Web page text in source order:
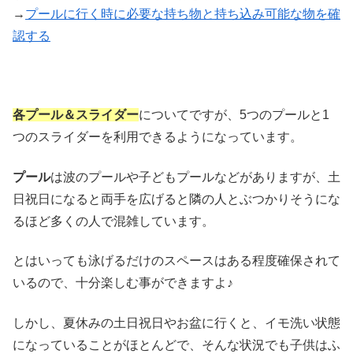
→ プールに行く時に必要な持ち物と持ち込み可能な物を確
認する
各プール＆スライダーについてですが、5つのプールと1
つのスライダーを利用できるようになっています。
プールは波のプールや子どもプールなどがありますが、土
日祝日になると両手を広げると隣の人とぶつかりそうにな
るほど多くの人で混雑しています。
とはいっても泳げるだけのスペースはある程度確保されて
いるので、十分楽しむ事ができますよ♪
しかし、夏休みの土日祝日やお盆に行くと、イモ洗い状態
になっていることがほとんどで、そんな状況でも子供はふ